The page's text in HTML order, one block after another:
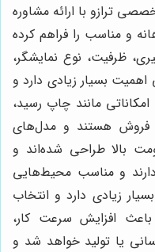
ترازو با ارائه مشاوره
و مناسب را فراهم کرده
ظرفیت، نوع نمایشگر،
بسیار زیادی دارد و
مانند چاپ رسید،
فروش هستند و مدل‌های
بالا طراحی شده‌اند و
و مناسب محیط‌هایی
زیادی دارد و انتخاب
افزایش سرعت کار،
یا تولید خواهد شد و